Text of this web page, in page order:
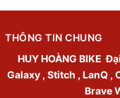
THÔNG TIN CHUNG
HUY HOÀNG BIKE
Galaxy , Stitch , LanQ ,
Brave